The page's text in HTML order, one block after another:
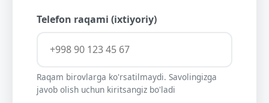
Telefon raqami (ixtiyoriy)
Raqam birovlarga ko'rsatilmaydi. Savolingizga
javob olish uchun kiritsangiz bo'ladi